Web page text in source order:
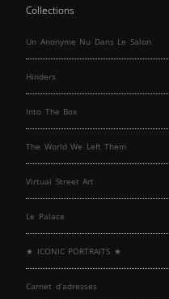
Collections
Un Anonyme Nu Dans Le Salon
Hinders
Into The Box
The World We Left Them
Virtual Street Art
Le Palace
★ ICONIC PORTRAITS ★
Carnet d’adresses